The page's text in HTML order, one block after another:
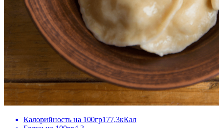
Калорийность на 100гр177,3кКал